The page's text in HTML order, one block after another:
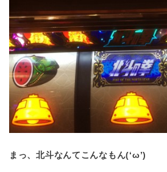
まっ、北斗なんてこんなもん(‘ω’)